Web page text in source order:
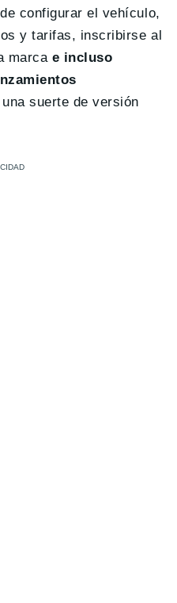
configurar el vehículo,
y tarifas, inscribirse al
marca e incluso
suerte de versión